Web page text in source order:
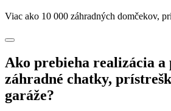
Viac ako 10 000 záhradných domčekov,
Ako prebieha realizácia a
záhradné chatky,
garáže?